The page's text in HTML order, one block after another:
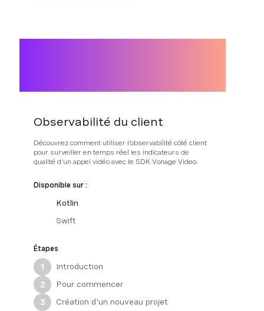
Observabilité du client
Découvrez comment utiliser l'observabilité côté client
pour surveiller en temps réel les indicateurs de
qualité d'un appel vidéo avec le SDK Vonage Video.
Disponible sur :
Kotlin
Swift
Étapes
1
Introduction
2
Pour commencer
3
Création d'un nouveau projet